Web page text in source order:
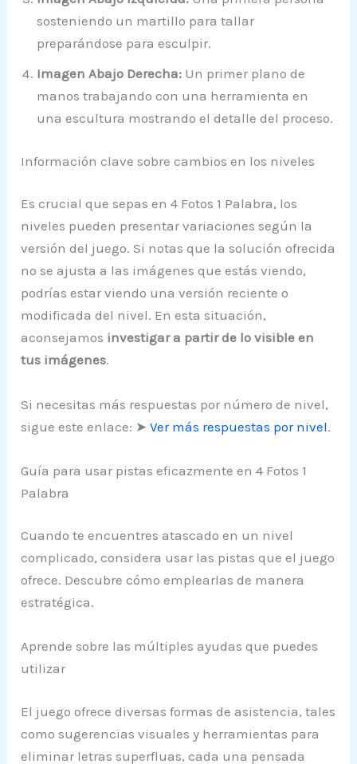
sosteniendo un martillo para tallar
preparándose para esculpir.
Imagen Abajo Derecha: Un primer plano de
manos trabajando con una herramienta en
una escultura mostrando el detalle del proceso.
Información clave sobre cambios en los niveles
Es crucial que sepas en 4 Fotos 1 Palabra, los
niveles pueden presentar variaciones según la
versión del juego. Si notas que la solución ofrecida
no se ajusta a las imágenes que estás viendo,
podrías estar viendo una versión reciente o
modificada del nivel. En esta situación,
aconsejamos investigar a partir de lo visible en
tus imágenes.
Si necesitas más respuestas por número de nivel,
sigue este enlace: ➤Ver más respuestas por nivel.
Guía para usar pistas eficazmente en 4 Fotos 1
Palabra
Cuando te encuentres atascado en un nivel
complicado, considera usar las pistas que el juego
ofrece. Descubre cómo emplearlas de manera
estratégica.
Aprende sobre las múltiples ayudas que puedes
utilizar
El juego ofrece diversas formas de asistencia, tales
como sugerencias visuales y herramientas para
eliminar letras superfluas, cada una pensada